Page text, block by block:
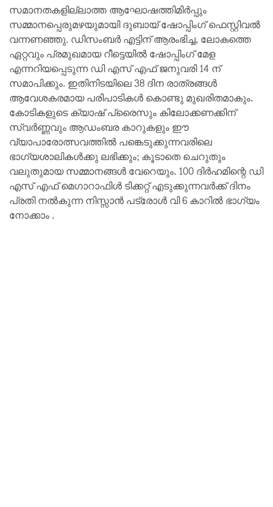
സമാനതകളില്ലാത്ത ആഘോഷത്തിമിർപ്പും
സമ്മാനപ്പെരുമഴയുമായി ദുബായ് ഷോപ്പിംഗ് ഫെസ്റ്റിവൽ
വന്നണഞ്ഞു. ഡിസംബർ എട്ടിന് ആരംഭിച്ച, ലോകത്തെ
ഏറ്റവും പ്രമുഖമായ റീട്ടെയിൽ ഷോപ്പിംഗ് മേള
എന്നറിയപ്പെടുന്ന ഡി എസ്‌ എഫ് ജനുവരി 14 ന്
സമാപിക്കും. ഇതിനിടയിലെ 38 ദിന രാത്രങ്ങൾ
ആവേശകരമായ പരിപാടികൾ കൊണ്ടു മുഖരിതമാകും.
കോടികളുടെ ക്യാഷ് പ്രൈസും കിലോക്കണക്കിന്
സ്വർണ്ണവും ആഡംബര കാറുകളും ഈ
വ്യാപാരോത്സവത്തിൽ പങ്കെടുക്കുന്നവരിലെ
ഭാഗ്യശാലികൾക്കു ലഭിക്കും; കൂടാതെ ചെറുതും
വലുതുമായ സമ്മാനങ്ങൾ വേറെയും. 100 ദിർഹമിന്റെ ഡി
എസ്‌ എഫ് മെഗാറാഫിള്‍ ടിക്കറ്റ്‌ എടുക്കുന്നവർക്ക് ദിനം
പ്രതി നൽകുന്ന നിസ്സാൻ പട്രോൾ വി 6 കാറിൽ ഭാഗ്യം
നോക്കാം .